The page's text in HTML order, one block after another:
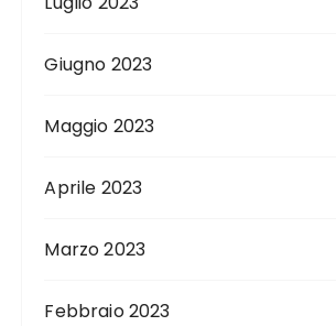
Giugno 2023
Maggio 2023
Aprile 2023
Marzo 2023
Febbraio 2023